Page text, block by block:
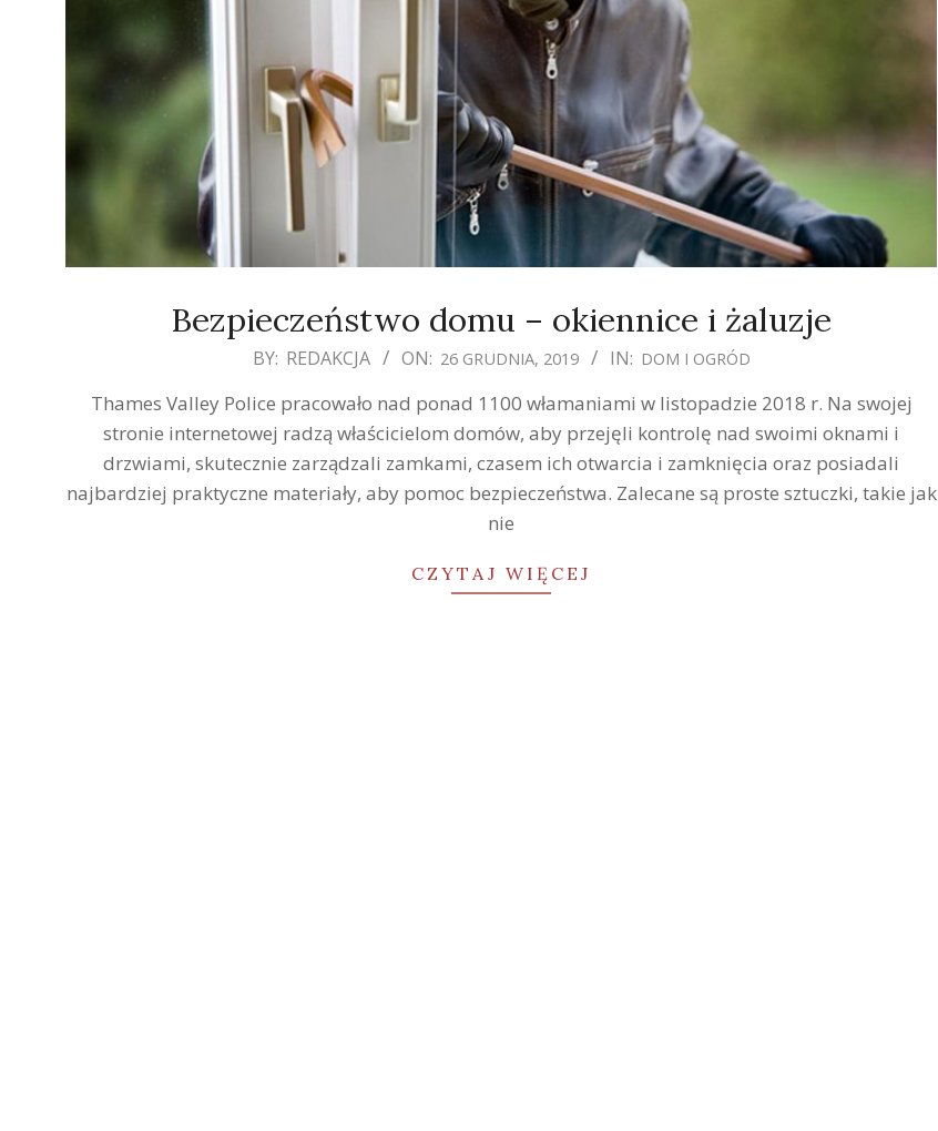
Bezpieczeństwo domu – okiennice i żaluzje
BY: REDAKCJA ON: 26 GRUDNIA, 2019 IN: DOM I OGRÓD
Thames Valley Police pracowało nad ponad 1100 włamaniami w listopadzie 2018 r. Na swojej
stronie internetowej radzą właścicielom domów, aby przejęli kontrolę nad swoimi oknami i
drzwiami, skutecznie zarządzali zamkami, czasem ich otwarcia i zamknięcia oraz posiadali
najbardziej praktyczne materiały, aby pomoc bezpieczeństwa. Zalecane są proste sztuczki, takie jak
nie
CZYTAJ WIĘCEJ